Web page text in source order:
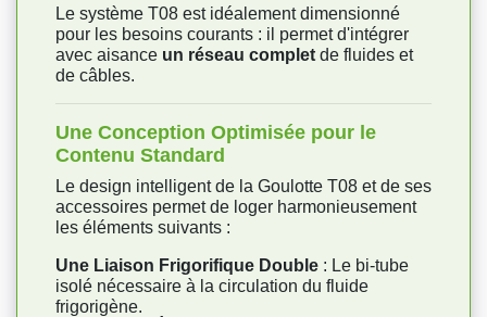
Le système T08 est idéalement dimensionné
pour les besoins courants : il permet d'intégrer
avec aisance un réseau complet de fluides et
de câbles.
Une Conception Optimisée pour le
Contenu Standard
Le design intelligent de la Goulotte T08 et de ses
accessoires permet de loger harmonieusement
les éléments suivants :
Une Liaison Frigorifique Double : Le bi-tube
isolé nécessaire à la circulation du fluide
frigorigène.